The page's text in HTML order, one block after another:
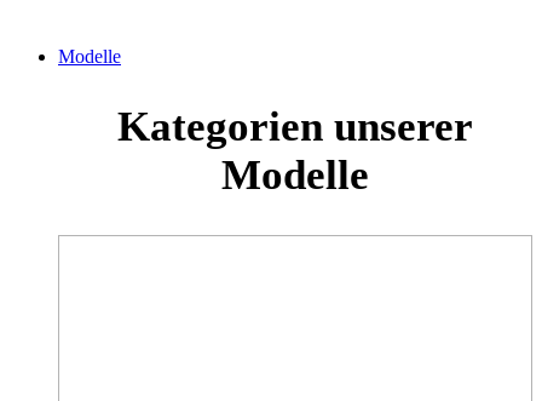
Modelle
Kategorien unserer
Modelle